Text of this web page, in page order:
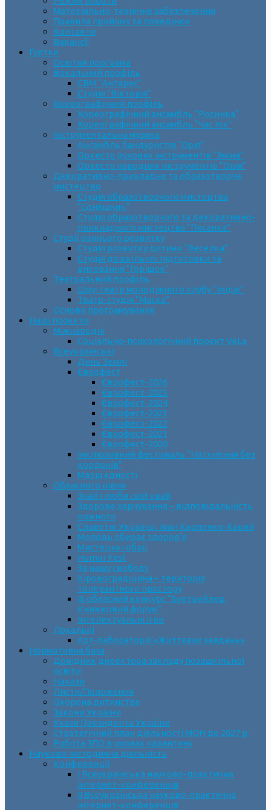
Матеріально-технічне забезпечення
Правила прийому та поведінки
Контакти
Вакансії
Гуртки
Освітня програма
Вокальний профіль
СВМ “Антарес”
Студія “Вікторія”
Хореографічний профіль
Хореографічний ансамбль “Росинка”
Хореографічний ансамбль “Час пік”
Інструментальна музика
Ансамбль бандуристів “Орія”
Оркестр духових інструментів “Зміна”
Оркестр народних інструментів “Орія”
Декоративно-прикладне та образотворче
мистецтво
Cтудія образотворчого мистецтва
“Соняшник”
Студія образотворчого та декоративно-
прикладного мистецтва “Писанка”
Студії раннього розвитку
Студія розвитку дитини “Веселка”
Студія дошкільної підготовки та
виховання “Горішок”
Театральний профіль
Шоу-театр молодіжного клубу “Імідж”
Театр-студія “Маска”
Основи програмування
Наші проєкти
Міжнародні
Соціально-психологічний проєкт VeLa
Всеукраїнські
День Землі
Єврофест
Єврофест-2026
Єврофест-2025
Єврофест-2024
Єврофест-2023
Єврофест-2022
Єврофест-2021
Єврофест-2020
Інклюзивний фестиваль “Натхнення без
кордонів”
Марш єдності
Обласного рівня
Знай і люби свій край
Здорове харчування – відповідальність
кожного
Славетні Українці. Іван Карпенко-Карий
Молодь обирає здоров’я
Мистецькі обрії
Humor Fest
За нашу свободу
Кіровоградщина – територія
толерантного простору
ІII обласний конкурс “Буктрейлер.
Книжковий форум”
Інтелектуальні ігри
Локальні
Арт-лабораторія «Життєвих завдань»
Нормативна база
Довідник директора закладу позашкільної
освіти
Накази
Листи/Положення
Охорона дитинства
Закони України
Укази Президента України
Стратегічний план діяльності МОН до 2027 р.
Робота ЗПО в умовах карантину
Науково-методична діяльність
Конференції
І Всеукраїнська науково-практична
інтернет-конференція
ІІ Всеукраїнська науково-практична
інтернет-конференція